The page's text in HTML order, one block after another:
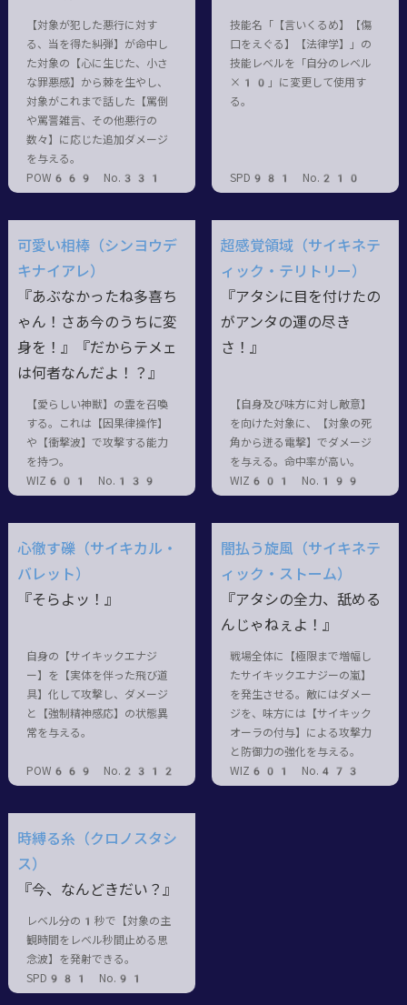
【対象が犯した悪行に対す
る、当を得た糾弾】が命中し
た対象の【心に生じた、小さ
な罪悪感】から棘を生やし、
対象がこれまで話した【罵倒
や罵詈雑言、その他悪行の
数々】に応じた追加ダメージ
を与える。
POW669 No.331
技能名「【言いくるめ】【傷
口をえぐる】【法律学】」の
技能レベルを「自分のレベル
×10」に変更して使用す
る。
SPD981 No.210
可愛い相棒（シンヨウデ
キナイアレ）
『あぶなかったね多喜ち
ゃん！さあ今のうちに変
身を！』『だからテメェ
は何者なんだよ！？』
【愛らしい神獣】の霊を召喚
する。これは【因果律操作】
や【衝撃波】で攻撃する能力
を持つ。
WIZ601 No.139
超感覚領域（サイキネテ
ィック・テリトリー）
『アタシに目を付けたの
がアンタの運の尽き
さ！』
【自身及び味方に対し敵意】
を向けた対象に、【対象の死
角から迸る電撃】でダメージ
を与える。命中率が高い。
WIZ601 No.199
心徹す礫（サイキカル・
バレット）
『そらよッ！』
自身の【サイキックエナジ
ー】を【実体を伴った飛び道
具】化して攻撃し、ダメージ
と【強制精神感応】の状態異
常を与える。
POW669 No.2312
闇払う旋風（サイキネテ
ィック・ストーム）
『アタシの全力、舐める
んじゃねぇよ！』
戦場全体に【極限まで増幅し
たサイキックエナジーの嵐】
を発生させる。敵にはダメー
ジを、味方には【サイキック
オーラの付与】による攻撃力
と防御力の強化を与える。
WIZ601 No.473
時縛る糸（クロノスタシ
ス）
『今、なんどきだい？』
レベル分の1秒で【対象の主
観時間をレベル秒間止める思
念波】を発射できる。
SPD981 No.91